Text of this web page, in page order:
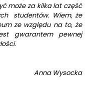
może za kilka lat część
studentów. Wiem, że
ze względu na to, że
gwarantem pewnej
Anna Wysocka